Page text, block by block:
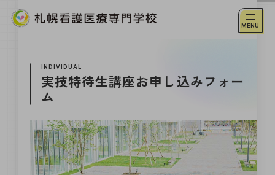
INDIVIDUAL
実技特待生講座お申し込みフォー
ム